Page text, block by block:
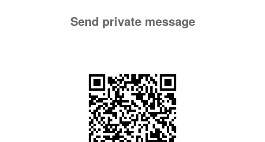
Send private message